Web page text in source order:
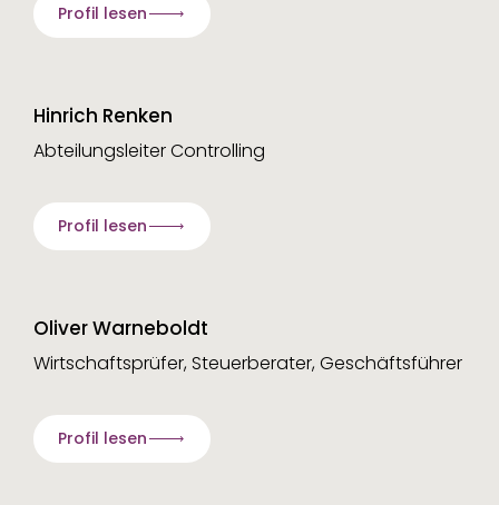
Profil lesen
Hinrich Renken
Abteilungsleiter Controlling
Profil lesen
Oliver Warneboldt
Wirtschaftsprüfer, Steuerberater, Geschäftsführer
Profil lesen